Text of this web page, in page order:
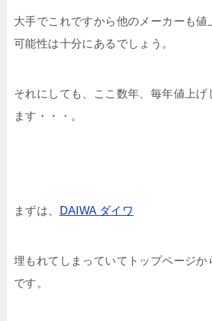
大手でこれですから他のメーカーも値
可能性は十分にあるでしょう。
それにしても、ここ数年、毎年値上げ
ます・・・。
まずは、 DAIWA ダイワ
埋もれてしまっていてトップページか
です。